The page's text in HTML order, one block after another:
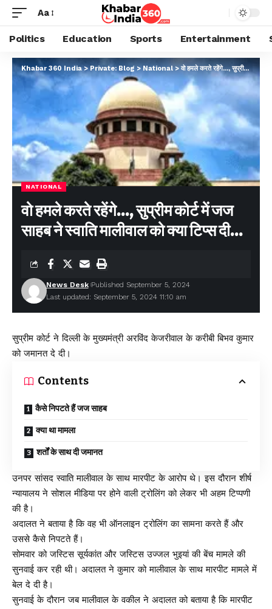
Aa
Politics Education Sports Entertainment
Khabar 360 India>Private: Blog>National>वो हमले करते रहेंगे…, सुप्रीम कोर्ट में जज साहब ने स्वाति मालीवाल को क्या टिप्स दी…
NATIONAL
वो हमले करते रहेंगे…, सुप्रीम कोर्ट में जज
साहब ने स्वाति मालीवाल को क्या टिप्स दी…
Last updated: September 5, 2024 11:10 am
News Desk Published September 5, 2024
सुप्रीम कोर्ट ने दिल्ली के मुख्यमंत्री अरविंद केजरीवाल के करीबी बिभव कुमार
को जमानत दे दी।
Contents
कैसे निपटते हैं जज साहब
क्या था मामला
शर्तों के साथ दी जमानत
उनपर सांसद स्वाति मालीवाल के साथ मारपीट के आरोप थे। इस दौरान शीर्ष
न्यायालय ने सोशल मीडिया पर होने वाली ट्रोलिंग को लेकर भी अहम टिप्पणी
की है।
अदालत ने बताया है कि वह भी ऑनलाइन ट्रोलिंग का सामना करते हैं और
उससे कैसे निपटते हैं।
सोमवार को जस्टिस सूर्यकांत और जस्टिस उज्जल भुइयां की बेंच मामले की
सुनवाई कर रही थी। अदालत ने कुमार को मालीवाल के साथ मारपीट मामले में
बेल दे दी है।
सुनवाई के दौरान जब मालीवाल के वकील ने अदालत को बताया है कि मारपीट